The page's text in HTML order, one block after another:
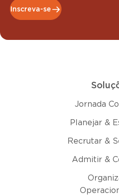
Inscreva-se
Jornada
Planejar &
Recrutar &
Admitir &